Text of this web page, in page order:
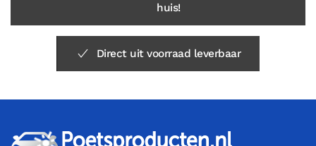
huis!
Direct uit voorraad leverbaar